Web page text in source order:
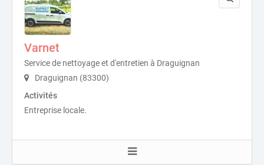
Varnet
Service de nettoyage et d'entretien à Draguignan
Draguignan (83300)
Activités
Entreprise locale.